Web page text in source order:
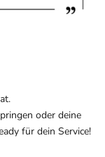
oder deine
für dein Service!